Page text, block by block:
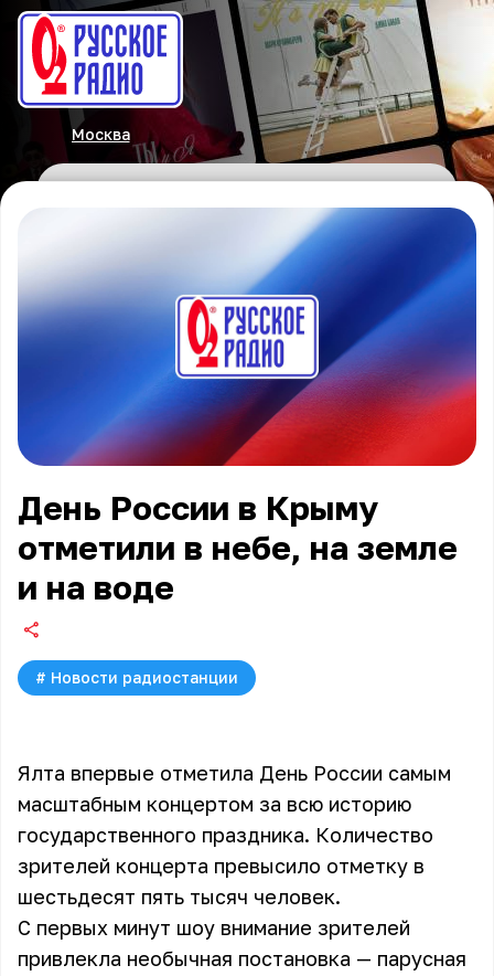
Москва
День России в Крыму
отметили в небе, на земле
и на воде
# Новости радиостанции
Ялта впервые отметила День России самым
масштабным концертом за всю историю
государственного праздника. Количество
зрителей концерта превысило отметку в
шестьдесят пять тысяч человек.
С первых минут шоу внимание зрителей
привлекла необычная постановка — парусная